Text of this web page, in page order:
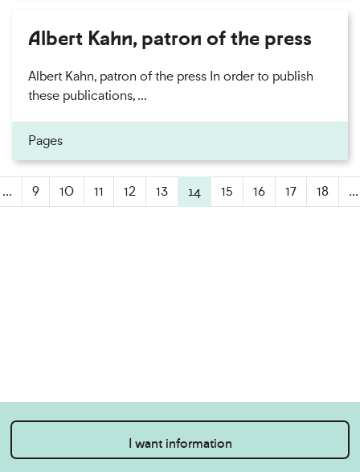
Albert Kahn, patron of the press
Albert Kahn, patron of the press In order to publish
these publications, ...
Pages
... 9 10 11 12 13 14(active)
15 16 17 18 ...
I want information